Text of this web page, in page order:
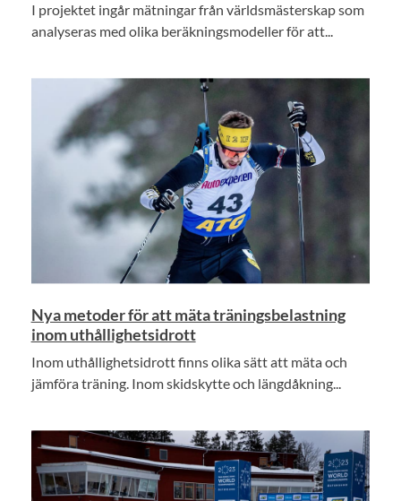
I projektet ingår mätningar från världsmästerskap som
analyseras med olika beräkningsmodeller för att...
Nya metoder för att mäta träningsbelastning
inom uthållighetsidrott
Inom uthållighetsidrott finns olika sätt att mäta och
jämföra träning. Inom skidskytte och längdåkning...